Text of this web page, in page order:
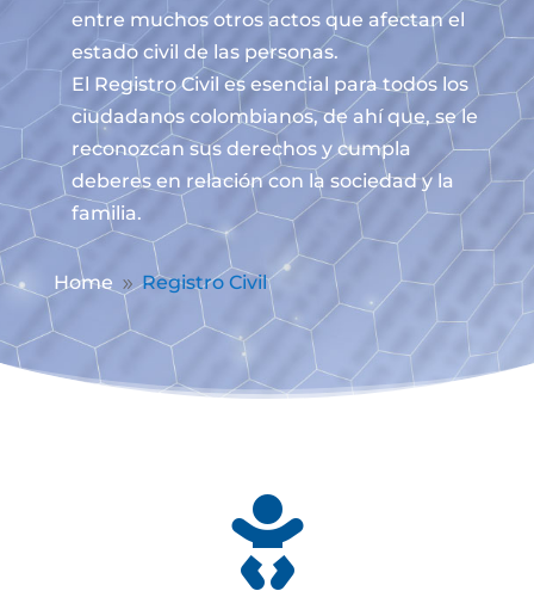
entre muchos otros actos que afectan el
estado civil de las personas.
El Registro Civil es esencial para todos los
ciudadanos colombianos, de ahí que, se le
reconozcan sus derechos y cumpla
deberes en relación con la sociedad y la
familia.
Home 9 Registro Civil
